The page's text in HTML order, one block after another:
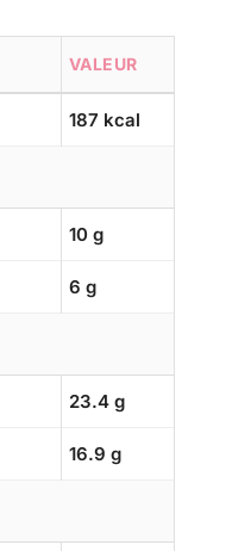
VALEUR
187 kcal
10 g
6 g
23.4 g
16.9 g